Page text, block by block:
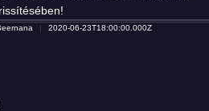
2020-06-23T18:00:00.000Z